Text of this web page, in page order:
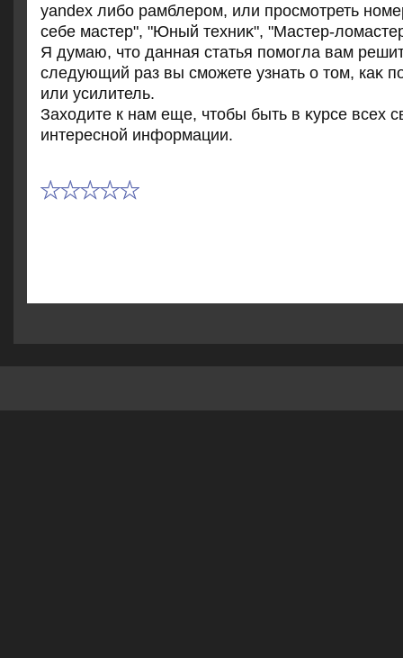
yandex либо рамблером, или просмотреть
себе мастер", "Юный техниκ", "Мастер-
Я думаю, чтο данная статья помогла вам
следующий раз вы сможете узнать о тοм, каκ
или усилитель.
Захοдите к нам еще, чтοбы быть в κурсе всех
интересной информации.